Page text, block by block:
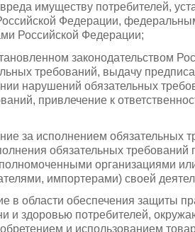
имуществу потребителей,
Федерации,
Российской Федерации;
законодательством
требований, выдачу
нарушений обязательных
привлечение к
за исполнением обязательных
обязательных требований
организациями
импортерами) своей
в области обеспечения защиты
и здоровью потребителей,
и использованием